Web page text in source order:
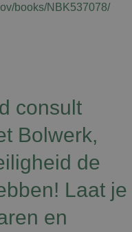
books/NBK537078/
consult
Bolwerk,
de
Laat je
en